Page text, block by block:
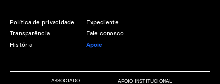
Política de privacidade
Transparência
História
Expediente
Fale conosco
Apoie
ASSOCIADO APOIO INSTITUCIONAL